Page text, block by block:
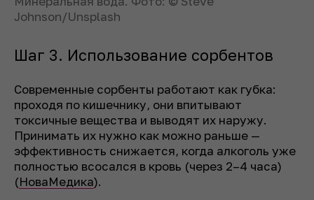
Johnson/Unsplash
Шаг 3. Использование сорбентов
Современные сорбенты работают как губка:
проходя по кишечнику, они впитывают
токсичные вещества и выводят их наружу.
Принимать их нужно как можно раньше —
эффективность снижается, когда алкоголь уже
полностью всосался в кровь (через 2–4 часа)
(НоваМедика).